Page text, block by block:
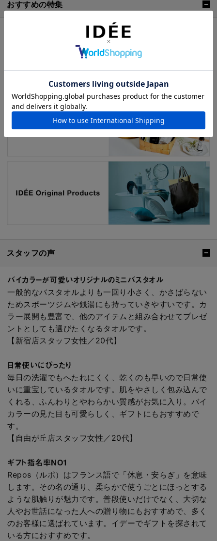
おすすめの特集
スタッフの声
バイカラーが可愛いオリジナルのミニバスタオル
一般的なバスタオルよりも一回り小さく、かさばらない
ためスポーツジムや銭湯にも持っていきやすいです。カ
ラー展開も豊富で、他のアイテムと組み合わせてプレゼ
ントとしても選びたくなるタオルです。
【新宿店スタッフ女性／20代】
日常使いにぴったり
毎日の洗濯でもへたれにくく、乾くのも早いので日常使
いに重宝しているタオルです。肌をやさしく包み込んで
くれる、ふんわりとやわらかい質感がお気に入り。バイ
カラーの見た目も可愛らしく、ギフトにもおすすめで
す。
【自由が丘店スタッフ女性／20代】
ギフト指名率NO1
Repos（ルポ）はフランス語で「休息・安らぎ」を意味
します。その名の通り、柔らかで使うごとにほっとする
ような肌触りが魅力です。普段使いだけでなく、大切な
人やお世話になった人への贈り物にもおすすめで、多く
のお客様に選ばれています。イデーでギフトを探されて
いる方におすすめです。